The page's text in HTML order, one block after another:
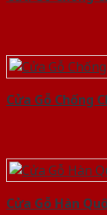
Cửa Gỗ Chống
Cửa Gỗ Hàn